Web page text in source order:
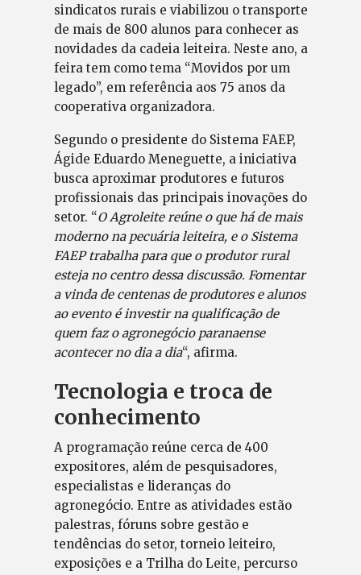
sindicatos rurais e viabilizou o transporte
de mais de 800 alunos para conhecer as
novidades da cadeia leiteira. Neste ano, a
feira tem como tema “Movidos por um
legado”, em referência aos 75 anos da
cooperativa organizadora.
Segundo o presidente do Sistema FAEP,
Ágide Eduardo Meneguette, a iniciativa
busca aproximar produtores e futuros
profissionais das principais inovações do
setor. “O Agroleite reúne o que há de mais
moderno na pecuária leiteira, e o Sistema
FAEP trabalha para que o produtor rural
esteja no centro dessa discussão. Fomentar
a vinda de centenas de produtores e alunos
ao evento é investir na qualificação de
quem faz o agronegócio paranaense
acontecer no dia a dia“, afirma.
Tecnologia e troca de
conhecimento
A programação reúne cerca de 400
expositores, além de pesquisadores,
especialistas e lideranças do
agronegócio. Entre as atividades estão
palestras, fóruns sobre gestão e
tendências do setor, torneio leiteiro,
exposições e a Trilha do Leite, percurso